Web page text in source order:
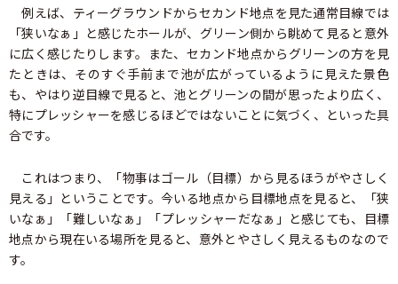
例えば、ティーグラウンドからセカンド地点を見た通常目線では
「狭いなぁ」と感じたホールが、グリーン側から眺めて見ると意外
に広く感じたりします。また、セカンド地点からグリーンの方を見
たときは、そのすぐ手前まで池が広がっているように見えた景色
も、やはり逆目線で見ると、池とグリーンの間が思ったより広く、
特にプレッシャーを感じるほどではないことに気づく、といった具
合です。
これはつまり、「物事はゴール（目標）から見るほうがやさしく
見える」ということです。今いる地点から目標地点を見ると、「狭
いなぁ」「難しいなぁ」「プレッシャーだなぁ」と感じても、目標
地点から現在いる場所を見ると、意外とやさしく見えるものなので
す。